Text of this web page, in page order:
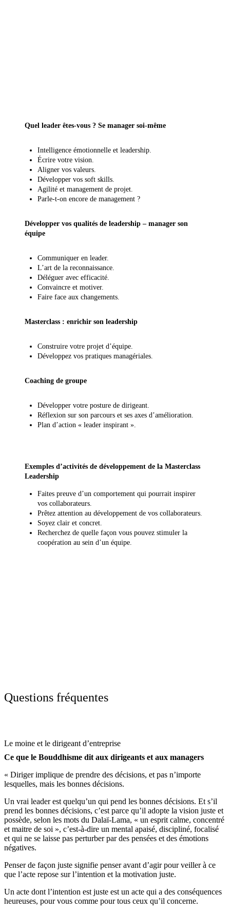
Quel leader êtes-vous ? Se manager soi-même
Intelligence émotionnelle et leadership.
Écrire votre vision.
Aligner vos valeurs.
Développer vos soft skills.
Agilité et management de projet.
Parle-t-on encore de management ?
Développer vos qualités de leadership – manager son
équipe
Communiquer en leader.
L’art de la reconnaissance.
Déléguer avec efficacité.
Convaincre et motiver.
Faire face aux changements.
Masterclass : enrichir son leadership
Construire votre projet d’équipe.
Développez vos pratiques managériales.
Coaching de groupe
Développer votre posture de dirigeant.
Réflexion sur son parcours et ses axes d’amélioration.
Plan d’action « leader inspirant ».
Exemples d’activités de développement de la Masterclass
Leadership
Faites preuve d’un comportement qui pourrait inspirer
vos collaborateurs.
Prêtez attention au développement de vos collaborateurs.
Soyez clair et concret.
Recherchez de quelle façon vous pouvez stimuler la
coopération au sein d’un équipe.
Questions fréquentes
Le moine et le dirigeant d’entreprise
Ce que le Bouddhisme dit aux dirigeants et aux managers
« Diriger implique de prendre des décisions, et pas n’importe
lesquelles, mais les bonnes décisions.
​Un vrai leader est quelqu’un qui pend les bonnes décisions. Et s’il
prend les bonnes décisions, c’est parce qu’il adopte la vision juste et
possède, selon les mots du Dalaï-Lama, « un esprit calme, concentré
et maitre de soi », c’est-à-dire un mental apaisé, discipliné, focalisé
et qui ne se laisse pas perturber par des pensées et des émotions
négatives.
​Penser de façon juste signifie penser avant d’agir pour veiller à ce
que l’acte repose sur l’intention et la motivation juste.
​Un acte dont l’intention est juste est un acte qui a des conséquences
heureuses, pour vous comme pour tous ceux qu’il concerne.